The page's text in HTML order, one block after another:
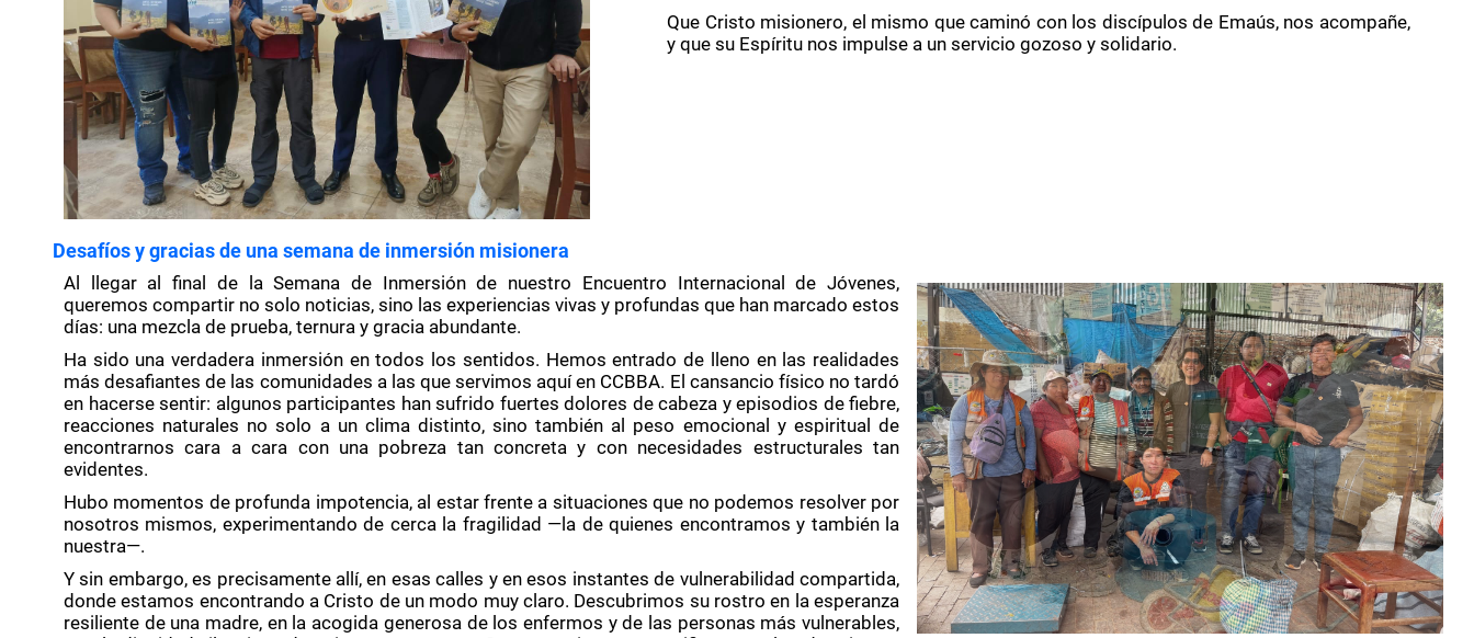
Que Cristo misionero, el mismo que caminó con los discípulos de Emaús, nos acompañe,
y que su Espíritu nos impulse a un servicio gozoso y solidario.
Desafíos y gracias de una semana de inmersión misionera
Al llegar al final de la Semana de Inmersión de nuestro Encuentro Internacional de Jóvenes,
queremos compartir no solo noticias, sino las experiencias vivas y profundas que han marcado estos
días: una mezcla de prueba, ternura y gracia abundante.
Ha sido una verdadera inmersión en todos los sentidos. Hemos entrado de lleno en las realidades
más desafiantes de las comunidades a las que servimos aquí en CCBBA. El cansancio físico no tardó
en hacerse sentir: algunos participantes han sufrido fuertes dolores de cabeza y episodios de fiebre,
reacciones naturales no solo a un clima distinto, sino también al peso emocional y espiritual de
encontrarnos cara a cara con una pobreza tan concreta y con necesidades estructurales tan
evidentes.
Hubo momentos de profunda impotencia, al estar frente a situaciones que no podemos resolver por
nosotros mismos, experimentando de cerca la fragilidad —la de quienes encontramos y también la
nuestra—.
Y sin embargo, es precisamente allí, en esas calles y en esos instantes de vulnerabilidad compartida,
donde estamos encontrando a Cristo de un modo muy claro. Descubrimos su rostro en la esperanza
resiliente de una madre, en la acogida generosa de los enfermos y de las personas más vulnerables,